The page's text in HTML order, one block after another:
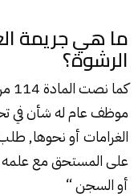
ما هي جريمة
الرشوة؟
موظف عام له شأن في
الغرامات أو نحوها,
على المستحق مع علمه
أو السجن “